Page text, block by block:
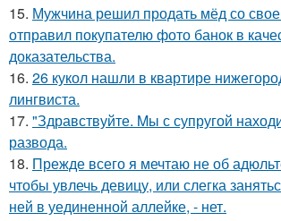
15. Мужчина решил продать мёд со
отправил покупателю фото банок в
доказательства.
16. 26 кукол нашли в квартире
лингвиста.
17. "Здравствуйте. Mы с супругой
развода.
18. Прежде всего я мечтаю не об
чтобы увлечь девицу, или слегка
ней в уединенной аллейке, - нет.